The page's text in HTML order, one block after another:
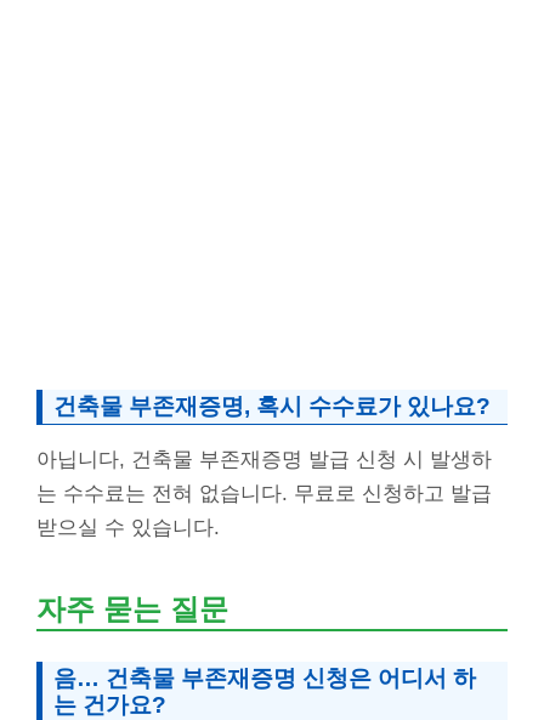
건축물 부존재증명, 혹시 수수료가 있나요?
아닙니다, 건축물 부존재증명 발급 신청 시 발생하
는 수수료는 전혀 없습니다. 무료로 신청하고 발급
받으실 수 있습니다.
자주 묻는 질문
음… 건축물 부존재증명 신청은 어디서 하
는 건가요?